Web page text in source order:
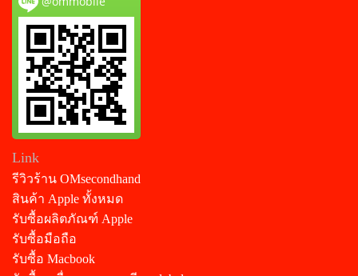
Link
รีวิวร้าน OMsecondhand
สินค้า Apple ทั้งหมด
รับซื้อผลิตภัณฑ์ Apple
รับซื้อมือถือ
รับซื้อ Macbook